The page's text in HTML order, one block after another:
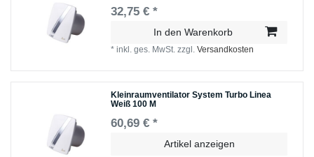
32,75 € *
In den Warenkorb
*inkl. ges. MwSt. zzgl.Versandkosten
Kleinraumventilator System Turbo Linea
Weiß 100 M
60,69 € *
Artikel anzeigen